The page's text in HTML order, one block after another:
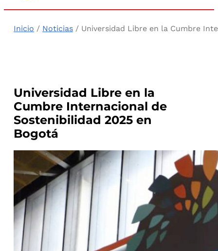
Inicio / Noticias / Universidad Libre en la Cumbre
Universidad Libre en la
Cumbre Internacional de
Sostenibilidad 2025 en
Bogotá